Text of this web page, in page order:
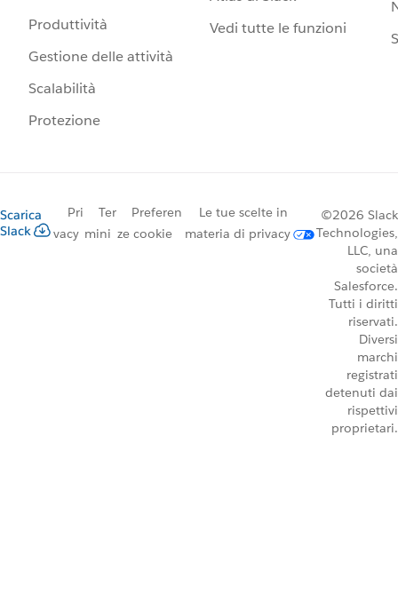
Produttività
Gestione delle attività
Scalabilità
Protezione
Vedi tutte le funzioni
Scarica
Slack
Pri
vacy
Ter
mini
Preferen
ze cookie
Le tue scelte in
materia di privacy
©2026 Slack
Technologies,
LLC, una
società
Salesforce.
Tutti i diritti
riservati.
Diversi
marchi
registrati
detenuti dai
rispettivi
proprietari.